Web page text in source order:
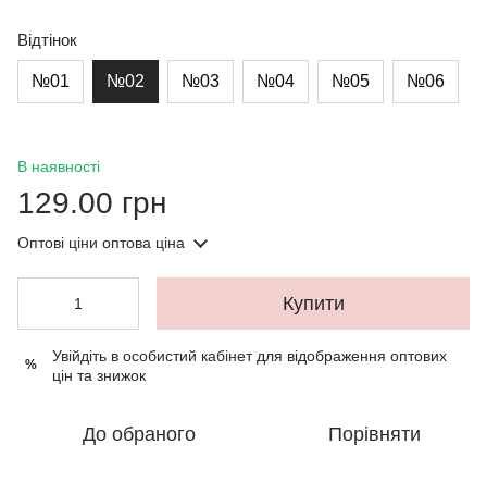
Відтінок
№01 №02 №03 №04 №05 №06
В наявності
129.00 грн
Оптові ціни оптова ціна
Купити
%
Увійдіть в особистий кабінетдля відображення оптових
цін та знижок
До обраного Порівняти